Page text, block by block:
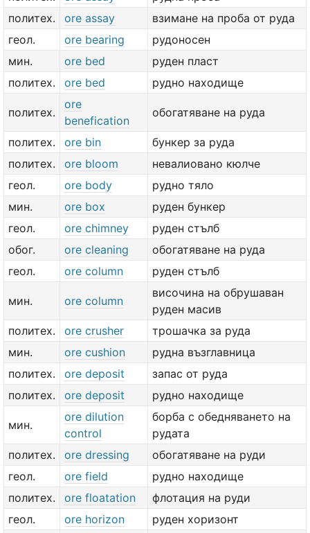
политех.
ore assay
взимане на проба от руда
геол.
ore bearing
рудоносен
мин.
ore bed
руден пласт
политех.
ore bed рудно находище
политех.
ore
benefication
обогатяване на руда
политех. ore bin
бункер за руда
политех.
ore bloom
невалиовано кюлче
геол.
ore body
рудно тяло
мин.
ore box
руден бункер
геол.
ore chimney
руден стълб
обог.
ore cleaning
обогатяване на руда
геол.
ore column руден стълб
мин. ore column
височина на обрушаван
руден масив
политех.
ore crusher
трошачка за руда
мин.
ore cushion
рудна възглавница
политех.
ore deposit
запас от руда
политех.
ore deposit рудно находище
мин.
ore dilution
control
борба с обедняването на
рудата
политех.
ore dressing
обогатяване на руди
геол.
ore field
рудно находище
политех.
ore floatation
флотация на руди
геол.
ore horizon
руден хоризонт